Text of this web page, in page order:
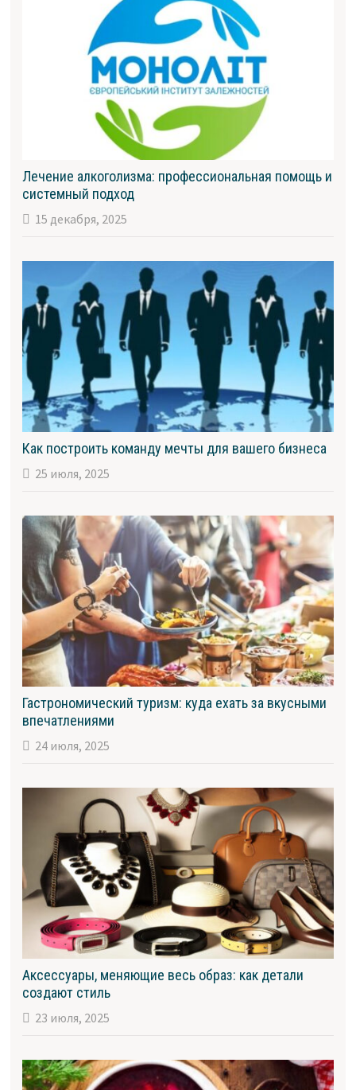
Лечение алкоголизма: профессиональная помощь и
системный подход
15 декабря, 2025
Как построить команду мечты для вашего бизнеса
25 июля, 2025
Гастрономический туризм: куда ехать за вкусными
впечатлениями
24 июля, 2025
Аксессуары, меняющие весь образ: как детали
создают стиль
23 июля, 2025